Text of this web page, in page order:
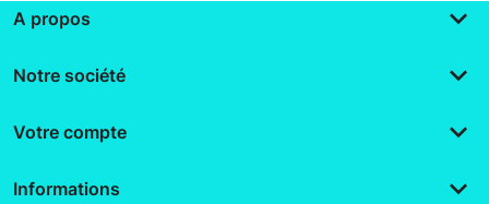
A propos keyboard_arrow_down
Notre société keyboard_arrow_down
Votre compte keyboard_arrow_down
Informations keyboard_arrow_down